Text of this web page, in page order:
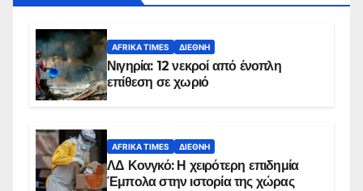
AFRIKA TIMES ΔΙΕΘΝΉ
Νιγηρία: 12 νεκροί από ένοπλη
επίθεση σε χωριό
AFRIKA TIMES ΔΙΕΘΝΉ
ΛΔ Κονγκό: Η χειρότερη επιδημία
Έμπολα στην ιστορία της χώρας